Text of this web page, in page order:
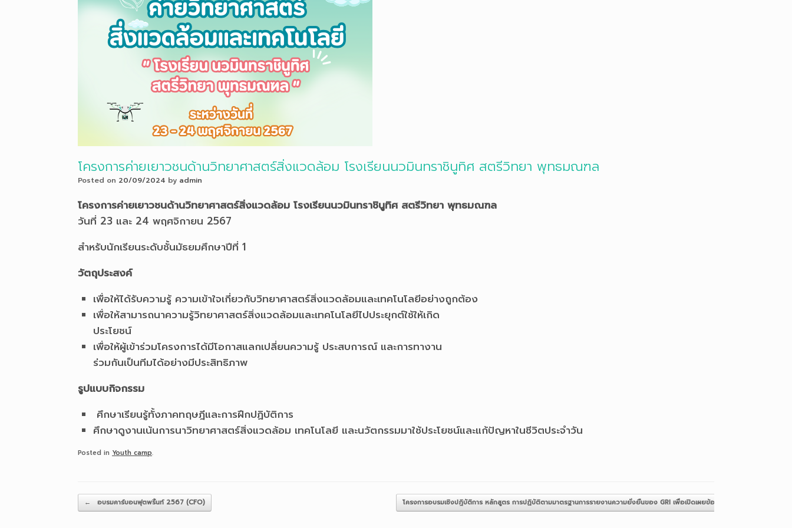
โครงการค่ายเยาวชนด้านวิทยาศาสตร์สิ่งแวดล้อม โรงเรียนนวมินทราชินูทิศ สตรีวิทยา พุทธมณฑล
Posted on 20/09/2024 by admin
โครงการค่ายเยาวชนด้านวิทยาศาสตร์สิ่งแวดล้อม โรงเรียนนวมินทราชินูทิศ สตรีวิทยา พุทธมณฑล
วันที่ 23 และ 24 พฤศจิกายน 2567
สำหรับนักเรียนระดับชั้นมัธยมศึกษาปีที่ 1
วัตถุประสงค์
เพื่อให้ได้รับความรู้ ความเข้าใจเกี่ยวกับวิทยาศาสตร์สิ่งแวดล้อมและเทคโนโลยีอย่างถูกต้อง
เพื่อให้สามารถนาความรู้วิทยาศาสตร์สิ่งแวดล้อมและเทคโนโลยีไปประยุกต์ใช้ให้เกิด
ประโยชน์
เพื่อให้ผู้เข้าร่วมโครงการได้มีโอกาสแลกเปลี่ยนความรู้ ประสบการณ์ และการทางาน
ร่วมกันเป็นทีมได้อย่างมีประสิทธิภาพ
รูปแบบกิจกรรม
ศึกษาเรียนรู้ทั้งภาคทฤษฎีและการฝึกปฏิบัติการ
ศึกษาดูงานเน้นการนาวิทยาศาสตร์สิ่งแวดล้อม เทคโนโลยี และนวัตกรรมมาใช้ประโยชน์และแก้ปัญหาในชีวิตประจำวัน
Posted in Youth camp.
Post navigation
← อบรมคาร์บอนฟุตพริ้นท์ 2567 (CFO) โครงการอบรมเชิงปฎิบัติการ หลักสูตร การปฏิบัติตามมาตรฐานการรายงานความยั่งยืนของ GRI เพื่อเปิดเผยข้อมูลความยั่งยืนขององค์กร